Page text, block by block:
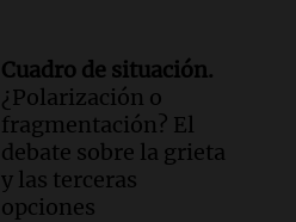
Cuadro de situación.
¿Polarización o
fragmentación? El
debate sobre la grieta
y las terceras
opciones